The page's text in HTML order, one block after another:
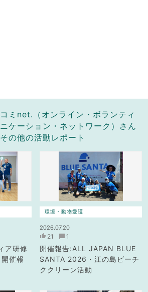
ミnet.（オンライン・ボランティ
ケーション・ネットワーク）さん
の他の活動レポート
ア研修
催報
環境・動物愛護
2026.07.20
21 1
開催報告:ALL JAPAN BLUE
SANTA 2026・江の島ビーチ
ククリーン活動